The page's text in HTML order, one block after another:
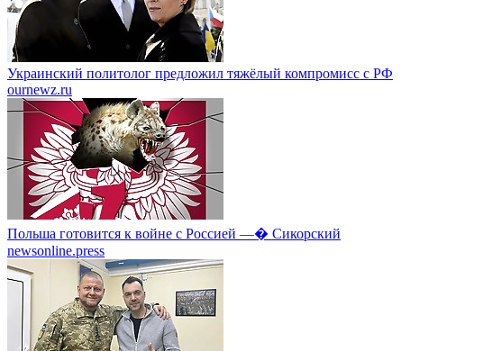
Украинский политолог предложил тяжёлый компромисс с РФ
ournewz.ru
Польша готовится к войне с Россией —� Сикорский
newsonline.press